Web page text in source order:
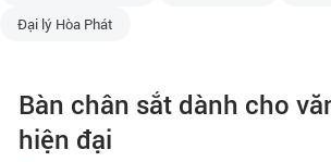
Đại lý Hòa Phát
Bàn chân sắt dành cho
hiện đại